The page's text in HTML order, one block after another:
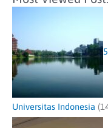
Universitas Indonesia